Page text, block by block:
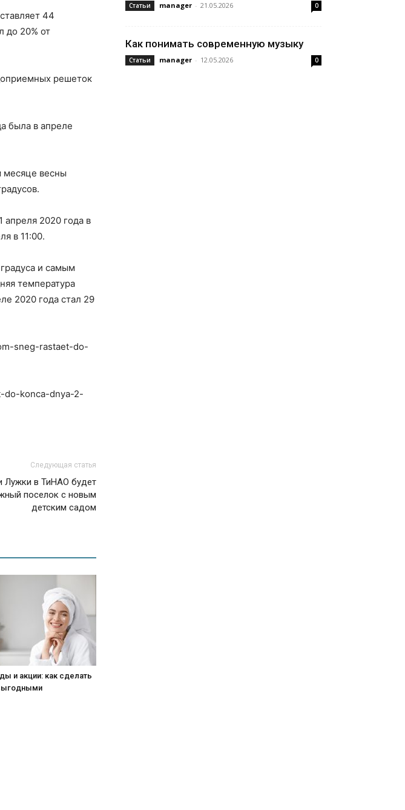
44
до 20% от
решеток
была в апреле
месяце весны
апреля 2020 года в
в 11:00.
и самым
температура
2020 года стал 29
sneg-rastaet-do-
do-konca-dnya-2-
Следующая статья
Лужки в ТиНАО будет
поселок с новым
детским садом
и акции: как сделать
Статьи manager - 21.05.2026 0
Как понимать современную музыку
Статьи manager - 12.05.2026 0